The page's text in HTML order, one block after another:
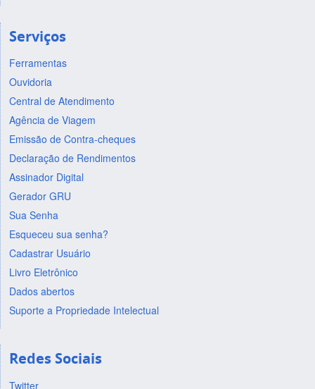
Serviços
Ferramentas
Ouvidoria
Central de Atendimento
Agência de Viagem
Emissão de Contra-cheques
Declaração de Rendimentos
Assinador Digital
Gerador GRU
Sua Senha
Esqueceu sua senha?
Cadastrar Usuário
Livro Eletrônico
Dados abertos
Suporte a Propriedade Intelectual
Redes Sociais
Twitter